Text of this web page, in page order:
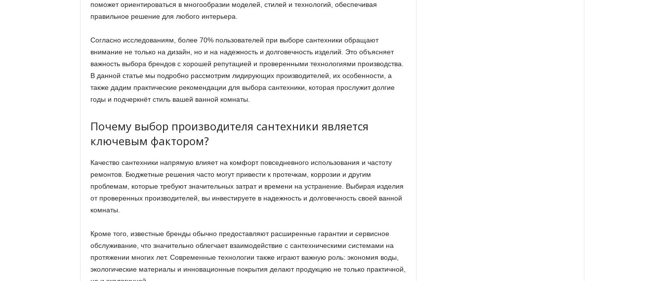
поможет ориентироваться в многообразии моделей, стилей и технологий, обеспечивая
правильное решение для любого интерьера.
Согласно исследованиям, более 70% пользователей при выборе сантехники обращают
внимание не только на дизайн, но и на надежность и долговечность изделий. Это объясняет
важность выбора брендов с хорошей репутацией и проверенными технологиями производства.
В данной статье мы подробно рассмотрим лидирующих производителей, их особенности, а
также дадим практические рекомендации для выбора сантехники, которая прослужит долгие
годы и подчеркнёт стиль вашей ванной комнаты.
Почему выбор производителя сантехники является
ключевым фактором?
Качество сантехники напрямую влияет на комфорт повседневного использования и частоту
ремонтов. Бюджетные решения часто могут привести к протечкам, коррозии и другим
проблемам, которые требуют значительных затрат и времени на устранение. Выбирая изделия
от проверенных производителей, вы инвестируете в надежность и долговечность своей ванной
комнаты.
Кроме того, известные бренды обычно предоставляют расширенные гарантии и сервисное
обслуживание, что значительно облегчает взаимодействие с сантехническими системами на
протяжении многих лет. Современные технологии также играют важную роль: экономия воды,
экологические материалы и инновационные покрытия делают продукцию не только практичной,